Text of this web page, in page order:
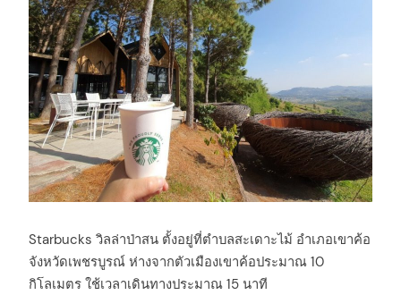
Starbucks วิลล่าป่าสน ตั้งอยู่ที่ตำบลสะเดาะไม้ อำเภอเขาค้อ
จังหวัดเพชรบูรณ์ ห่างจากตัวเมืองเขาค้อประมาณ 10
กิโลเมตร ใช้เวลาเดินทางประมาณ 15 นาที